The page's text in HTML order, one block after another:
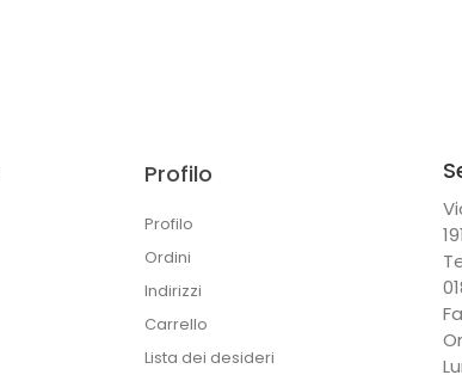
Profilo
Profilo
Ordini
Indirizzi
Carrello
Lista dei desideri